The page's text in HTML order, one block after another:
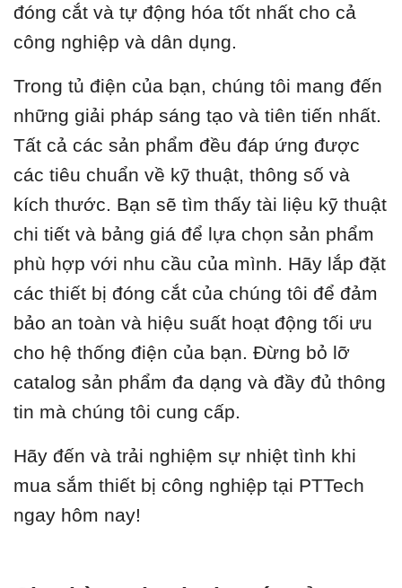
đóng cắt và tự động hóa tốt nhất cho cả
công nghiệp và dân dụng.
Trong tủ điện của bạn, chúng tôi mang đến
những giải pháp sáng tạo và tiên tiến nhất.
Tất cả các sản phẩm đều đáp ứng được
các tiêu chuẩn về kỹ thuật, thông số và
kích thước. Bạn sẽ tìm thấy tài liệu kỹ thuật
chi tiết và bảng giá để lựa chọn sản phẩm
phù hợp với nhu cầu của mình. Hãy lắp đặt
các thiết bị đóng cắt của chúng tôi để đảm
bảo an toàn và hiệu suất hoạt động tối ưu
cho hệ thống điện của bạn. Đừng bỏ lỡ
catalog sản phẩm đa dạng và đầy đủ thông
tin mà chúng tôi cung cấp.
Hãy đến và trải nghiệm sự nhiệt tình khi
mua sắm thiết bị công nghiệp tại PTTech
ngay hôm nay!